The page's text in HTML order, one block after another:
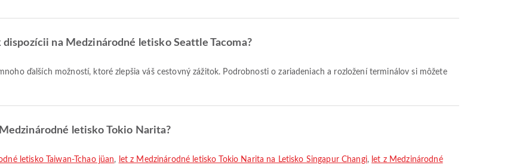
na Medzinárodné letisko Seattle Tacoma?
letisko Tokio Narita?
letisko Taiwan-Tchao jüan, let z Medzinárodné letisko Tokio Narita na Letisko Singapur Changi, let z Medzinárodné